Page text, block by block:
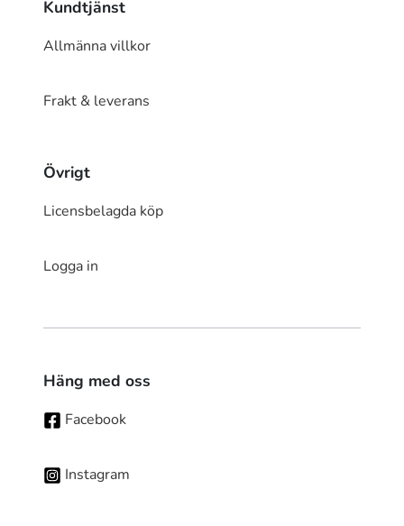
Kundtjänst
Allmänna villkor
Frakt & leverans
Övrigt
Licensbelagda köp
Logga in
Häng med oss
Facebook
Instagram